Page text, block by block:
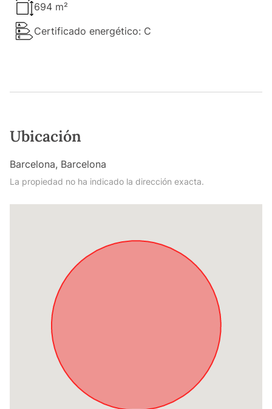
694 m²
Certificado energético: C
Ubicación
Barcelona, Barcelona
La propiedad no ha indicado la dirección exacta.